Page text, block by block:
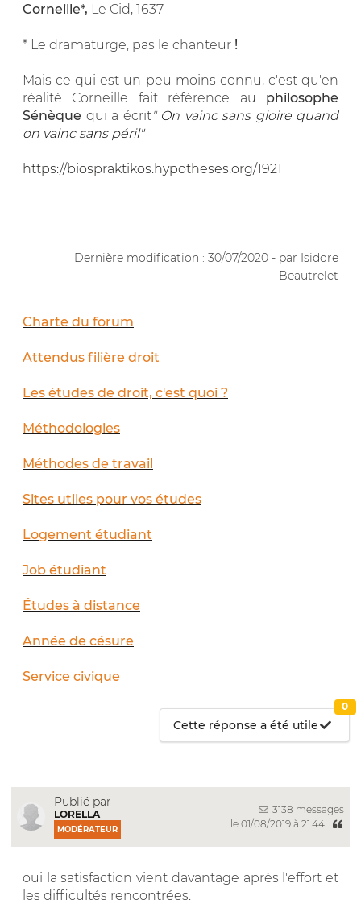
Corneille*, Le Cid, 1637
* Le dramaturge, pas le chanteur !
Mais ce qui est un peu moins connu, c'est qu'en
réalité Corneille fait référence au philosophe
Sénèque qui a écrit"On vainc sans gloire quand
on vainc sans péril"
https://biospraktikos.hypotheses.org/1921
Dernière modification : 30/07/2020 - par Isidore
Beautrelet
Charte du forum
Attendus filière droit
Les études de droit, c'est quoi ?
Méthodologies
Méthodes de travail
Sites utiles pour vos études
Logement étudiant
Job étudiant
Études à distance
Année de césure
Service civique
Cette réponse a été utile
0
Publié par
LORELLA
MODÉRATEUR
3138 messages
le 01/08/2019 à 21:44
oui la satisfaction vient davantage après l'effort et
les difficultés rencontrées.